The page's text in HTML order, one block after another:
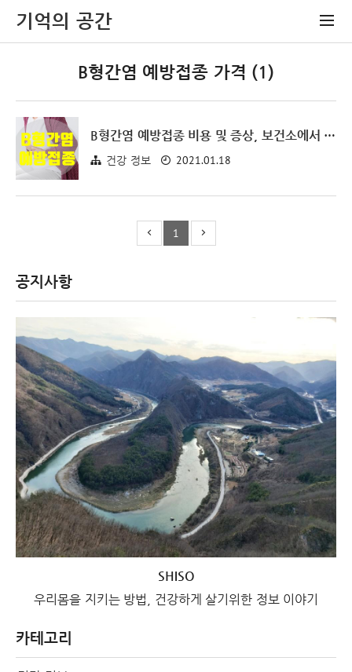
기억의 공간
B형간염 예방접종 가격 (1)
B형간염 예방접종 비용 및 증상, 보건소에서 저렴하게 맞는방법
건강 정보 2021.01.18
1
공지사항
SHISO
우리몸을 지키는 방법, 건강하게 살기위한 정보 이야기
카테고리